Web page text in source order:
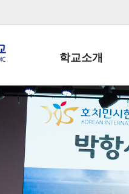
학교소개
학교장인사말
학생회장인사말
학교상징
학교 CI